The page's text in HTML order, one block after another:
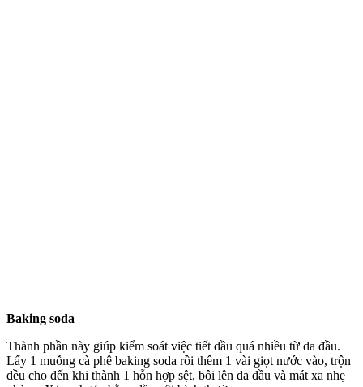
Baking soda
Thành phần này giúp kiểm soát việc tiết dầu quá nhiều từ da đầu.
Lấy 1 muỗng cà phê baking soda rồi thêm 1 vài giọt nước vào, trộn
đều cho đến khi thành 1 hỗn hợp sệt, bôi lên da đầu và má‌t x‌a nhẹ